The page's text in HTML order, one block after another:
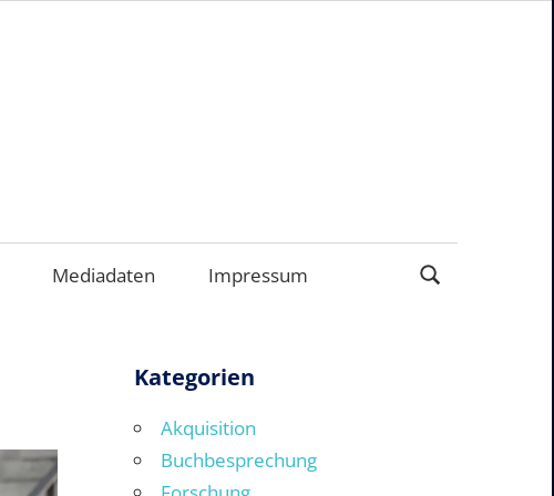
Mediadaten Impressum
Kategorien
Akquisition
Buchbesprechung